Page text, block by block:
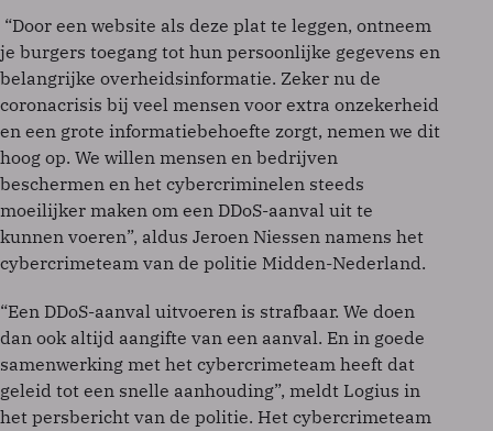
“Door een website als deze plat te leggen, ontneem
je burgers toegang tot hun persoonlijke gegevens en
belangrijke overheidsinformatie. Zeker nu de
coronacrisis bij veel mensen voor extra onzekerheid
en een grote informatiebehoefte zorgt, nemen we dit
hoog op. We willen mensen en bedrijven
beschermen en het cybercriminelen steeds
moeilijker maken om een DDoS-aanval uit te
kunnen voeren”, aldus Jeroen Niessen namens het
cybercrimeteam van de politie Midden-Nederland.
“Een DDoS-aanval uitvoeren is strafbaar. We doen
dan ook altijd aangifte van een aanval. En in goede
samenwerking met het cybercrimeteam heeft dat
geleid tot een snelle aanhouding”, meldt Logius in
het persbericht van de politie. Het cybercrimeteam